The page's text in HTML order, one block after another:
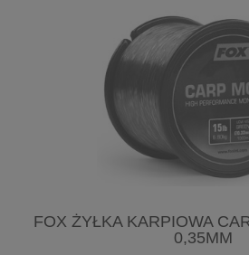
FOX ŻYŁKA KARPIOWA
0,35MM